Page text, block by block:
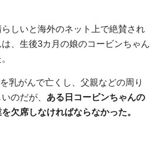
しいと海外のネット上で絶賛され
、生後3カ月の娘のコービンちゃん
乳がんで亡くし、父親などの周り
のだが、 ある日コービンちゃんの
欠席しなければならなかった。